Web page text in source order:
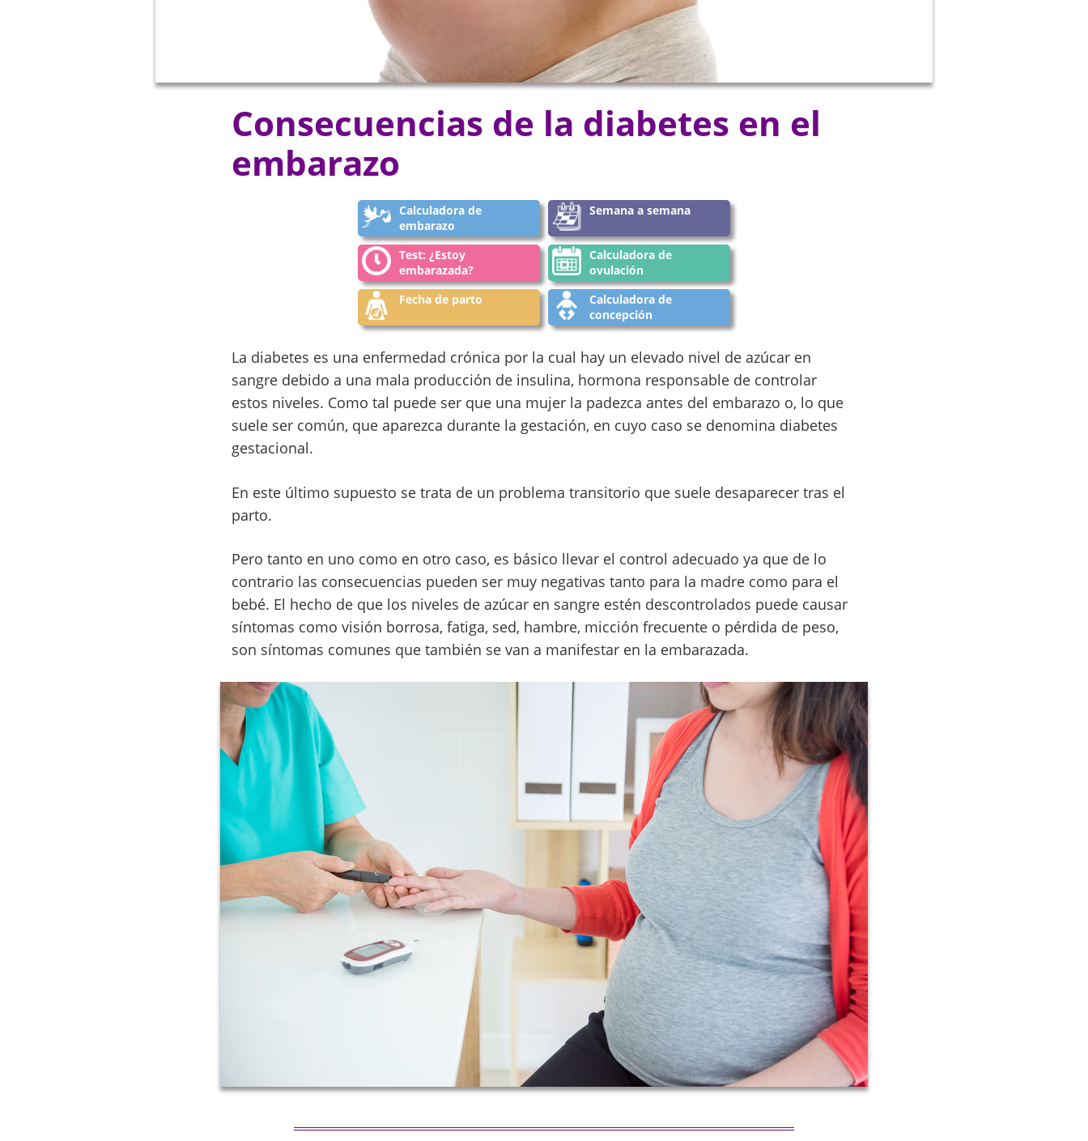
Consecuencias de la diabetes en el
embarazo
Calculadora de
embarazo
Semana a semana
Test: ¿Estoy
embarazada?
Calculadora de
ovulación
Fecha de parto
Calculadora de
concepción
La diabetes es una enfermedad crónica por la cual hay un elevado nivel de azúcar en
sangre debido a una mala producción de insulina, hormona responsable de controlar
estos niveles. Como tal puede ser que una mujer la padezca antes del embarazo o, lo que
suele ser común, que aparezca durante la gestación, en cuyo caso se denomina diabetes
gestacional.
En este último supuesto se trata de un problema transitorio que suele desaparecer tras el
parto.
Pero tanto en uno como en otro caso, es básico llevar el control adecuado ya que de lo
contrario las consecuencias pueden ser muy negativas tanto para la madre como para el
bebé. El hecho de que los niveles de azúcar en sangre estén descontrolados puede causar
síntomas como visión borrosa, fatiga, sed, hambre, micción frecuente o pérdida de peso,
son síntomas comunes que también se van a manifestar en la embarazada.